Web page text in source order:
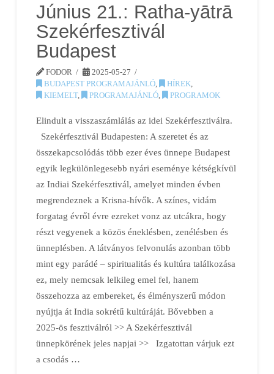
Június 21.: Ratha-yātrā
Szekérfesztivál
Budapest
FODOR
2025-05-27
BUDAPEST PROGRAMAJÁNLÓ
HÍREK
KIEMELT, PROGRAMAJÁNLÓ PROGRAMOK
Elindult a visszaszámlálás az idei Szekérfesztiválra.
Szekérfesztivál Budapesten: A szeretet és az
összekapcsolódás több ezer éves ünnepe Budapest
egyik legkülönlegesebb nyári eseménye kétségkívül
az Indiai Szekérfesztivál, amelyet minden évben
megrendeznek a Krisna-hívők. A színes, vidám
forgatag évről évre ezreket vonz az utcákra, hogy
részt vegyenek a közös éneklésben, zenélésben és
ünneplésben. A látványos felvonulás azonban több
mint egy parádé – spiritualitás és kultúra találkozása
ez, mely nemcsak lelkileg emel fel, hanem
összehozza az embereket, és élményszerű módon
nyújtja át India sokrétű kultúráját. Bővebben a
2025-ös fesztiválról >> A Szekérfesztivál
ünnepkörének jeles napjai >> Izgatottan várjuk ezt
a csodás …